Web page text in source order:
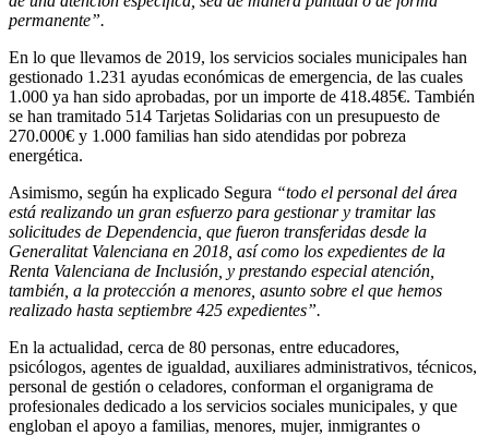
permanente”.
En lo que llevamos de 2019, los servicios sociales municipales han
gestionado 1.231 ayudas económicas de emergencia, de las cuales
1.000 ya han sido aprobadas, por un importe de 418.485€. También
se han tramitado 514 Tarjetas Solidarias con un presupuesto de
270.000€ y 1.000 familias han sido atendidas por pobreza
energética.
Asimismo, según ha explicado Segura “todo el personal del área
está realizando un gran esfuerzo para gestionar y tramitar las
solicitudes de Dependencia, que fueron transferidas desde la
Generalitat Valenciana en 2018, así como los expedientes de la
Renta Valenciana de Inclusión, y prestando especial atención,
también, a la protección a menores, asunto sobre el que hemos
realizado hasta septiembre 425 expedientes”.
En la actualidad, cerca de 80 personas, entre educadores,
psicólogos, agentes de igualdad, auxiliares administrativos, técnicos,
personal de gestión o celadores, conforman el organigrama de
profesionales dedicado a los servicios sociales municipales, y que
engloban el apoyo a familias, menores, mujer, inmigrantes o